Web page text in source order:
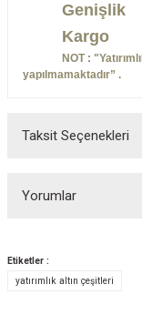
Genişlik
Kargo
NOT :
yapılmamaktadır” .
Taksit Seçenekleri
Yorumlar
Etiketler :
yatırımlık altın çeşitleri